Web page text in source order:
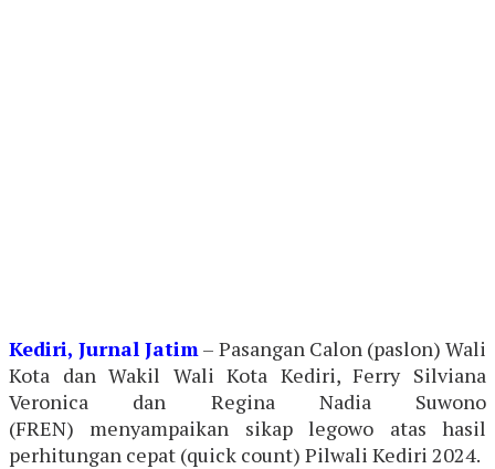
Kediri, Jurnal Jatim – Pasangan Calon (paslon) Wali
Kota dan Wakil Wali Kota Kediri, Ferry Silviana
Veronica dan Regina Nadia Suwono
(FREN) menyampaikan sikap legowo atas hasil
perhitungan cepat (quick count) Pilwali Kediri 2024.